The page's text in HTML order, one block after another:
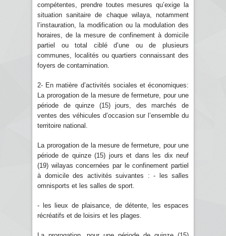
compétentes, prendre toutes mesures qu’exige la
situation sanitaire de chaque wilaya, notamment
l’instauration, la modification ou la modulation des
horaires, de la mesure de confinement à domicile
partiel ou total ciblé d’une ou de plusieurs
communes, localités ou quartiers connaissant des
foyers de contamination.
2- En matière d’activités sociales et économiques:
La prorogation de la mesure de fermeture, pour une
période de quinze (15) jours, des marchés de
ventes des véhicules d’occasion sur l’ensemble du
territoire national.
La prorogation de la mesure de fermeture, pour une
période de quinze (15) jours et dans les dix neuf
(19) wilayas concernées par le confinement partiel
à domicile des activités suivantes : - les salles
omnisports et les salles de sport.
- les lieux de plaisance, de détente, les espaces
récréatifs et de loisirs et les plages.